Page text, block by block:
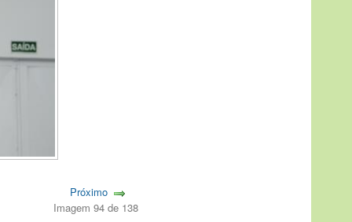
Próximo
Imagem 94 de 138